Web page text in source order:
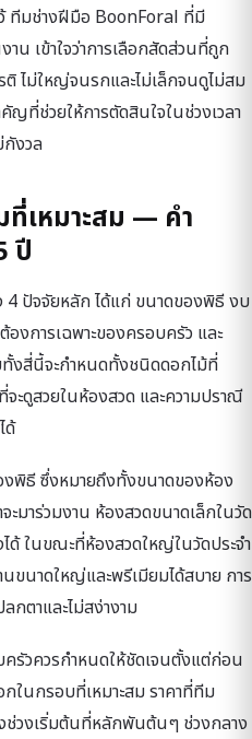
ทีมช่างฝีมือ BoonForal ที่มี
น เข้าใจว่าการเลือกสัดส่วนที่ถูก
ติ ไม่ใหญ่จนรกและไม่เล็กจนดูไม่สม
ที่ช่วยให้การตัดสินใจในช่วงเวลา
กังวล
เหมาะสม — คำ
ปี
4 ปัจจัยหลัก ได้แก่ ขนาดของพิธี งบ
งการเฉพาะของครอบครัว และ
งสี่นี้จะกำหนดทั้งชนิดดอกไม้ที่
ะดูสวยในห้องสวด และความปราณี
ด้
พิธี ซึ่งหมายถึงทั้งขนาดของห้อง
มาร่วมงาน ห้องสวดขนาดเล็กในวัด
ด้ ในขณะที่ห้องสวดใหญ่ในวัดประจำ
นขนาดใหญ่และพรีเมียมได้สบาย การ
กตาและไม่สง่างาม
รัวควรกำหนดให้ชัดเจนตั้งแต่ก่อน
ในกรอบที่เหมาะสม ราคาที่ทีม
วงเริ่มต้นที่หลักพันต้นๆ ช่วงกลาง